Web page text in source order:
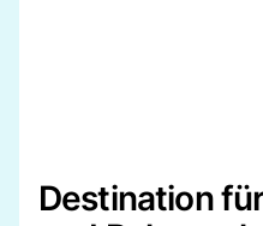
Destination